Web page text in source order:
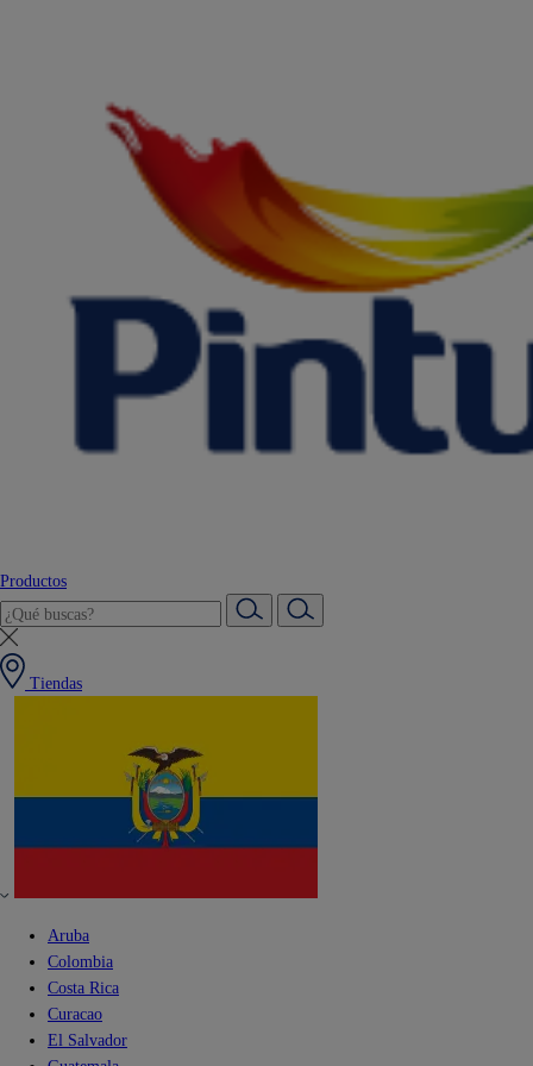
Productos
Tiendas
Aruba
Colombia
Costa Rica
Curacao
El Salvador